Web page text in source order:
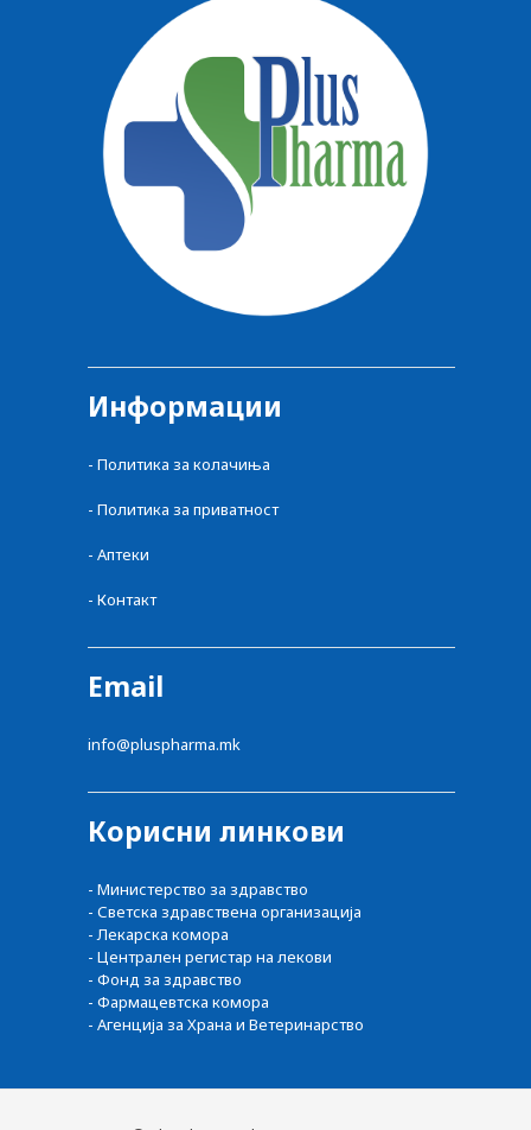
Информации
- Политика за колачиња
- Политика за приватност
- Аптеки
- Контакт
Email
info@pluspharma.mk
Корисни линкови
- Министерство за здравство
- Светска здравствена организација
- Лекарска комора
- Централен регистар на лекови
- Фонд за здравство
- Фармацевтска комора
- Агенција за Храна и Ветеринарство